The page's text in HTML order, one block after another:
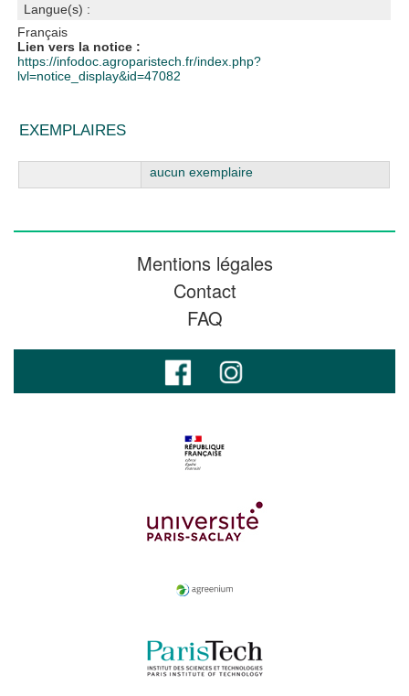
Langue(s) :
Français
Lien vers la notice :
https://infodoc.agroparistech.fr/index.php?
lvl=notice_display&id=47082
EXEMPLAIRES
aucun exemplaire
Mentions légales
Contact
FAQ